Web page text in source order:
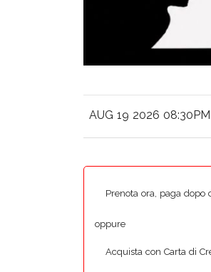
AUG 19 2026 08:30PM
Prenota ora, paga dopo
oppure
Acquista con Carta di